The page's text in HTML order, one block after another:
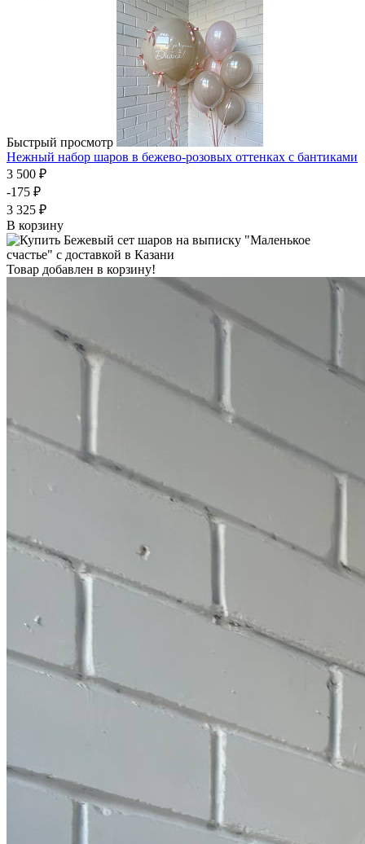
Быстрый просмотр
Нежный набор шаров в бежево-розовых оттенках с бантиками
3 500 ₽
-175 ₽
3 325 ₽
В корзину
Товар добавлен в корзину!